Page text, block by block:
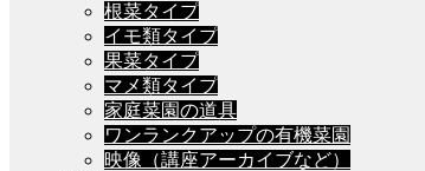
根菜タイプ
イモ類タイプ
果菜タイプ
マメ類タイプ
家庭菜園の道具
ワンランクアップの有機菜園
映像（講座アーカイブなど）